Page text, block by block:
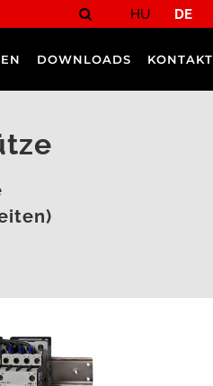
HU DE
DOWNLOADS KONTAKT